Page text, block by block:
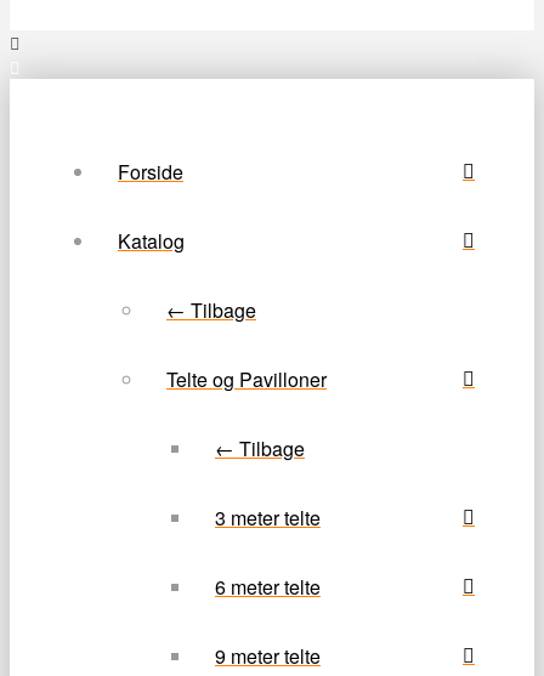
Forside
Katalog
← Tilbage
Telte og Pavilloner
← Tilbage
3 meter telte
6 meter telte
9 meter telte